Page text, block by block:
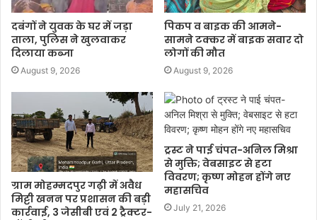
दबंगों ने युवक के घर में जड़ा
ताला, पुलिस ने खुलवाकर
दिलाया कब्जा
August 9, 2026
पिकप व बाइक की आमने-
सामने टक्कर में बाइक सवार दो
लोगों की मौत
August 9, 2026
ग्राम मोहम्मदपुर गढ़ी में अवैध
मिट्टी खनन पर प्रशासन की बड़ी
कार्रवाई, 3 जेसीबी एवं 2 ट्रैक्टर-
ट्रस्ट ने पाई चंपत-अनिल मिश्रा
से मुक्ति; वेबसाइट से हटा
विवरण; कृष्ण मोहन होंगे नए
महासचिव
July 21, 2026